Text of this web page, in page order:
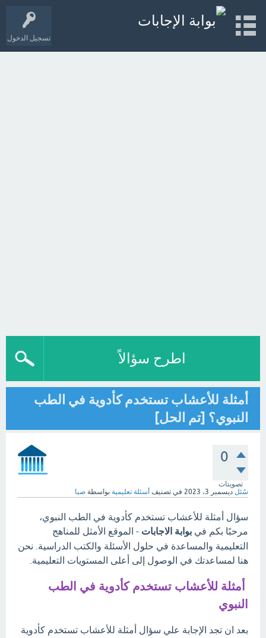
تسجيل الدخول
اطرح سؤالاً
أمثلة للأعشاب تستخدم كأدوية في الطب
النبوي؟ [تم الحل]
0
تصويتات
سُئل ديسمبر 3، 2023 في تصنيف أسئلة تعليمية بواسطة صبا
سؤال أمثلة للأعشاب تستخدم كأدوية في الطب النبوي،
مرحبًا بكم في بوابة الاجابات - الموقع الأمثل للمناهج
التعليمية والمساعدة في حلول الأسئلة والكتب الدراسية. نحن
هنا لمساعدتك في الوصول إلى أعلى المستويات التعليمية.
أمثلة للأعشاب تستخدم كأدوية في الطب
النبوي
بعد ان تجد الإجابة علي سؤال أمثلة للأعشاب تستخدم كأدوية